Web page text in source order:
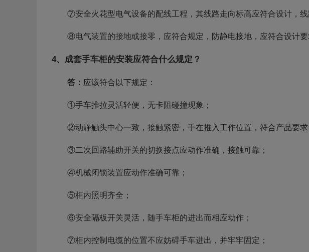
⑦安全火花型电气设备的配线工程，其线路走向标高应符合设计，线
⑧电气装置的接地或接零，应符合规定，防静电接地，应符合设计要
4、成套手车柜的安装应符合什么规定？
答： 应该符合以下规定：
①手车推拉灵活轻便，无卡阻碰撞现象；
②动静触头中心一致，接触紧密，手在推入工作位置，符合产品要求
③二次回路辅助开关的切换接点应动作准确，接触可靠；
④机械闭锁装置应动作准确可靠；
⑤柜内照明齐全；
⑥安全隔板开关灵活，随手车柜的进出而相应动作；
⑦柜内控制电缆的位置不应妨碍手车进出，并牢牢固定；